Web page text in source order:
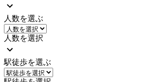
人数を選ぶ
人数を選択
駅徒歩を選ぶ